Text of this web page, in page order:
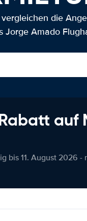
die
Jorge Amado
bis 11. August 2026 -